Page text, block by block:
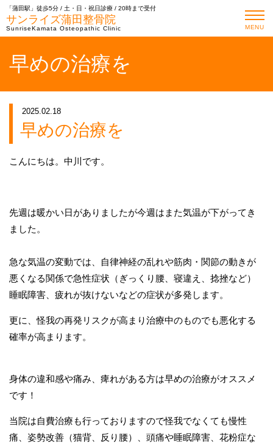
「蒲田駅」徒歩5分 / 土・日・祝日診療 / 20時まで受付
サンライズ蒲田整骨院
SunriseKamata Osteopathic Clinic MENU
早めの治療を
2025.02.18
早めの治療を
こんにちは。中川です。
先週は暖かい日がありましたが今週はまた気温が下がってき
ました。
急な気温の変動では、自律神経の乱れや筋肉・関節の動きが
悪くなる関係で急性症状（ぎっくり腰、寝違え、捻挫など）
睡眠障害、疲れが抜けないなどの症状が多発します。
更に、怪我の再発リスクが高まり治療中のものでも悪化する
確率が高まります。
身体の違和感や痛み、痺れがある方は早めの治療がオススメ
です！
当院は自費治療も行っておりますので怪我でなくても慢性
痛、姿勢改善（猫背、反り腰）、頭痛や睡眠障害、花粉症な